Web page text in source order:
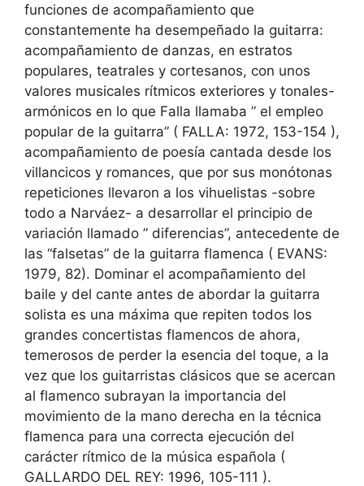
funciones de acompañamiento que
constantemente ha desempeñado la guitarra:
acompañamiento de danzas, en estratos
populares, teatrales y cortesanos, con unos
valores musicales rítmicos exteriores y tonales-
armónicos en lo que Falla llamaba ” el empleo
popular de la guitarra” ( FALLA: 1972, 153-154 ),
acompañamiento de poesía cantada desde los
villancicos y romances, que por sus monótonas
repeticiones llevaron a los vihuelistas -sobre
todo a Narváez- a desarrollar el principio de
variación llamado ” diferencias”, antecedente de
las “falsetas” de la guitarra flamenca ( EVANS:
1979, 82). Dominar el acompañamiento del
baile y del cante antes de abordar la guitarra
solista es una máxima que repiten todos los
grandes concertistas flamencos de ahora,
temerosos de perder la esencia del toque, a la
vez que los guitarristas clásicos que se acercan
al flamenco subrayan la importancia del
movimiento de la mano derecha en la técnica
flamenca para una correcta ejecución del
carácter rítmico de la música española (
GALLARDO DEL REY: 1996, 105-111 ).